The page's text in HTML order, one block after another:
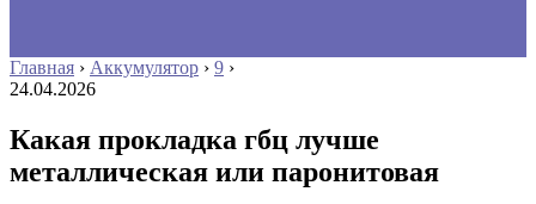
Главная › Аккумулятор › 9 ›
24.04.2026
Какая прокладка гбц лучше
металлическая или паронитовая